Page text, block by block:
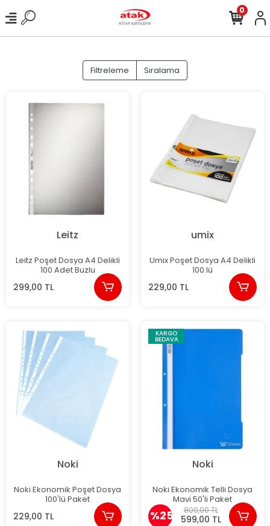
0
Filtreleme Sıralama
Leitz
Leitz Poşet Dosya A4 Delikli
100 Adet Buzlu
299,00 TL
umix
Umix Poşet Dosya A4 Delikli
100 lü
229,00 TL
Noki
Noki Ekonomik Poşet Dosya
100'lü Paket
229,00 TL
KARGO
BEDAVA
Noki
Noki Ekonomik Telli Dosya
Mavi 50'li Paket
%25 800,00 TL
599,00 TL